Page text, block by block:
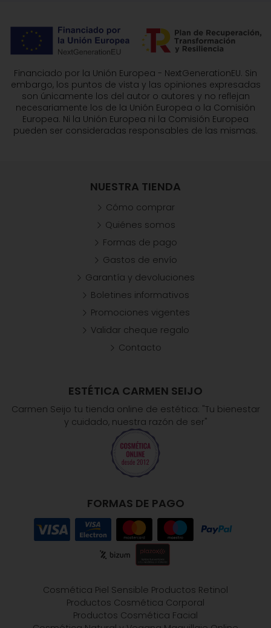
Financiado por la Unión Europea - NextGenerationEU. Sin
embargo, los puntos de vista y las opiniones expresadas
son únicamente los del autor o autores y no reflejan
necesariamente los de la Unión Europea o la Comisión
Europea. Ni la Unión Europea ni la Comisión Europea
pueden ser consideradas responsables de las mismas.
ESTÉTICA CARMEN SEIJO
Carmen Seijo tu tienda online de estética: "Tu bienestar
y cuidado, nuestra razón de ser"
FORMAS DE PAGO
NUESTRA TIENDA
Cómo comprar
Quiénes somos
Formas de pago
Gastos de envío
Garantía y devoluciones
Boletines informativos
Promociones vigentes
Validar cheque regalo
Contacto
Cosmética Piel Sensible Productos Retinol
Productos Cosmética Corporal
Productos Cosmética Facial